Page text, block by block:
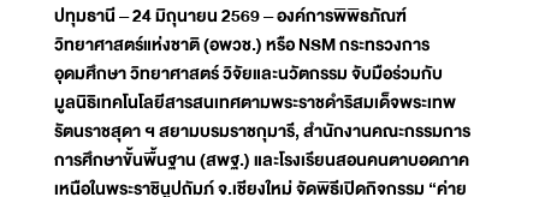
ปทุมธานี – 24 มิถุนายน 2569 – องค์การพิพิธภัณฑ์
วิทยาศาสตร์แห่งชาติ (อพวช.) หรือ NSM กระทรวงการ
อุดมศึกษา วิทยาศาสตร์ วิจัยและนวัตกรรม จับมือร่วมกับ
มูลนิธิเทคโนโลยีสารสนเทศตามพระราชดำริสมเด็จพระเทพ
รัตนราชสุดา ฯ สยามบรมราชกุมารี, สำนักงานคณะกรรมการ
การศึกษาขั้นพื้นฐาน (สพฐ.) และโรงเรียนสอนคนตาบอดภาค
เหนือในพระราชินูปถัมภ์ จ.เชียงใหม่ จัดพิธีเปิดกิจกรรม “ค่าย